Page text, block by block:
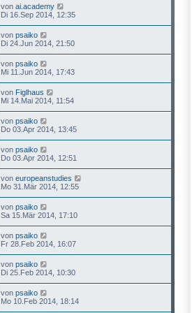
von ai.academy
Di 16.Sep 2014, 12:35
von psaiko
Di 24.Jun 2014, 21:50
von psaiko
Mi 11.Jun 2014, 17:43
von Figlhaus
Mi 14.Mai 2014, 11:54
von psaiko
Do 03.Apr 2014, 13:45
von psaiko
Do 03.Apr 2014, 12:51
von europeanstudies
Mo 31.Mär 2014, 12:55
von psaiko
Sa 15.Mär 2014, 17:10
von psaiko
Fr 28.Feb 2014, 16:07
von psaiko
Di 25.Feb 2014, 10:30
von psaiko
Mo 10.Feb 2014, 18:14